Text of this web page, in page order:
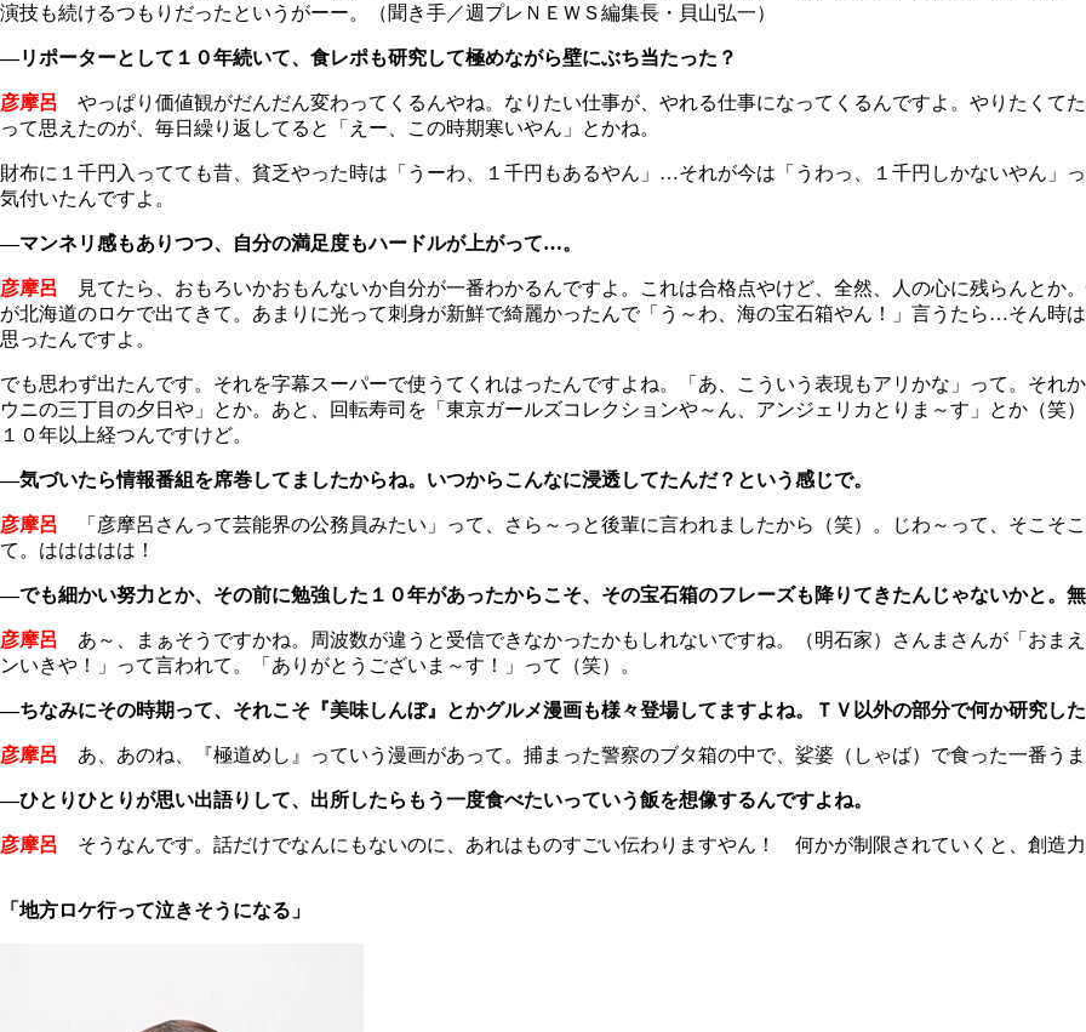
演技も続けるつもりだったというがーー。（聞き手／週プレＮＥＷＳ編集長・貝山弘一）
―リポーターとして１０年続いて、食レポも研究して極めながら壁にぶち当たった？
彦摩呂 やっぱり価値観がだんだん変わってくるんやね。なりたい仕事が、やれる仕事になってくるんですよ。やりたくて
って思えたのが、毎日繰り返してると「えー、この時期寒いやん」とかね。
財布に１千円入ってても昔、貧乏やった時は「うーわ、１千円もあるやん」…それが今は「うわっ、１千円しかないやん」
気付いたんですよ。
―マンネリ感もありつつ、自分の満足度もハードルが上がって…。
彦摩呂
見てたら、おもろいかおもんないか自分が一番わかるんですよ。これは合格点やけど、全然、人の心に残らんとか
が北海道のロケで出てきて。あまりに光って刺身が新鮮で綺麗かったんで「う～わ、海の宝石箱やん！」言うたら…そん時
思ったんですよ。
でも思わず出たんです。それを字幕スーパーで使うてくれはったんですよね。「あ、こういう表現もアリかな」って。それ
ウニの三丁目の夕日や」とか。あと、回転寿司を「東京ガールズコレクションや～ん、アンジェリカとりま～す」とか（笑
１０年以上経つんですけど。
―気づいたら情報番組を席巻してましたからね。いつからこんなに浸透してたんだ？という感じで。
彦摩呂 「彦摩呂さんって芸能界の公務員みたい」って、さら～っと後輩に言われましたから（笑）。じわ～って、そこそ
て。ははははは！
―でも細かい努力とか、その前に勉強した１０年があったからこそ、その宝石箱のフレーズも降りてきたんじゃないかと。無
彦摩呂 あ～、まぁそうですかね。周波数が違うと受信できなかったかもしれないですね。（明石家）さんまさんが「おま
ンいきや！」って言われて。「ありがとうございま～す！」って（笑）。
―ちなみにその時期って、それこそ『美味しんぼ』とかグルメ漫画も様々登場してますよね。ＴＶ以外の部分で何か研究し
彦摩呂 あ、あのね、『極道めし』っていう漫画があって。捕まった警察のブタ箱の中で、娑婆（しゃば）で食った一番う
―ひとりひとりが思い出語りして、出所したらもう一度食べたいっていう飯を想像するんですよね。
彦摩呂 そうなんです。話だけでなんにもないのに、あれはものすごい伝わりますやん！ 何かが制限されていくと、創造
「地方ロケ行って泣きそうになる」